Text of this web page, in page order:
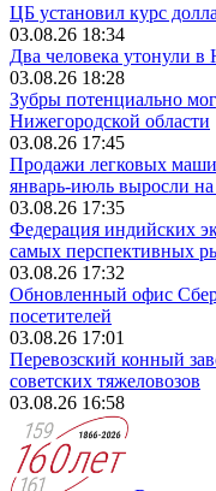
ЦБ установил курс
03.08.26 18:34
Два человека утонули в
03.08.26 18:28
Зубры потенциально
Нижегородской области
03.08.26 17:45
Продажи легковых
январь-июль выросли
03.08.26 17:35
Федерация индийских
самых перспективных
03.08.26 17:32
Обновленный офис
посетителей
03.08.26 17:01
Перевозский конный
советских тяжеловозов
03.08.26 16:58